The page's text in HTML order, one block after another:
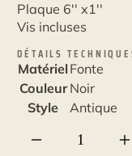
Plaque 6'' x1''
Vis incluses
DÉTAILS
Matériel Fonte
Couleur Noir
Style
Antique
quantité